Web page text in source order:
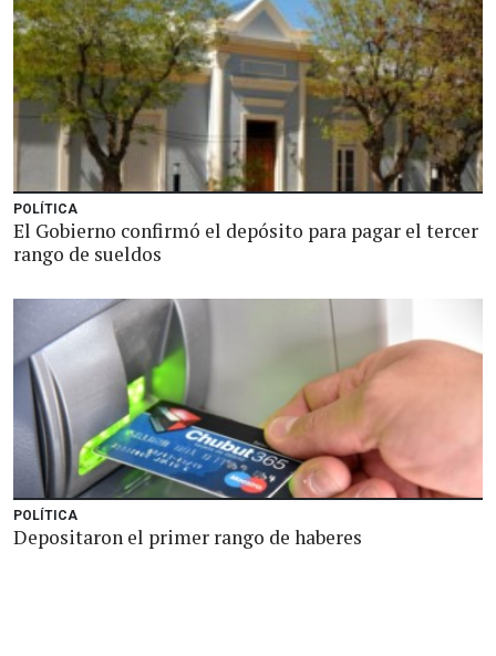
POLÍTICA
El Gobierno confirmó el depósito para pagar el tercer
rango de sueldos
POLÍTICA
Depositaron el primer rango de haberes